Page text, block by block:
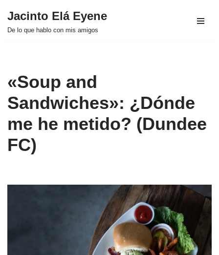
Saltar
Jacinto Elá Eyene
De lo que hablo con mis amigos
«Soup and
Sandwiches»: ¿Dónde
me he metido? (Dundee
FC)